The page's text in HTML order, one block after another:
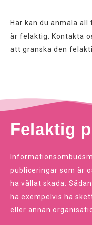
Här kan du anmäla
är felaktig. Kontakta
att granska den
Felaktig
publiceringar som är
ha vållat skada.
ha exempelvis ha
eller annan